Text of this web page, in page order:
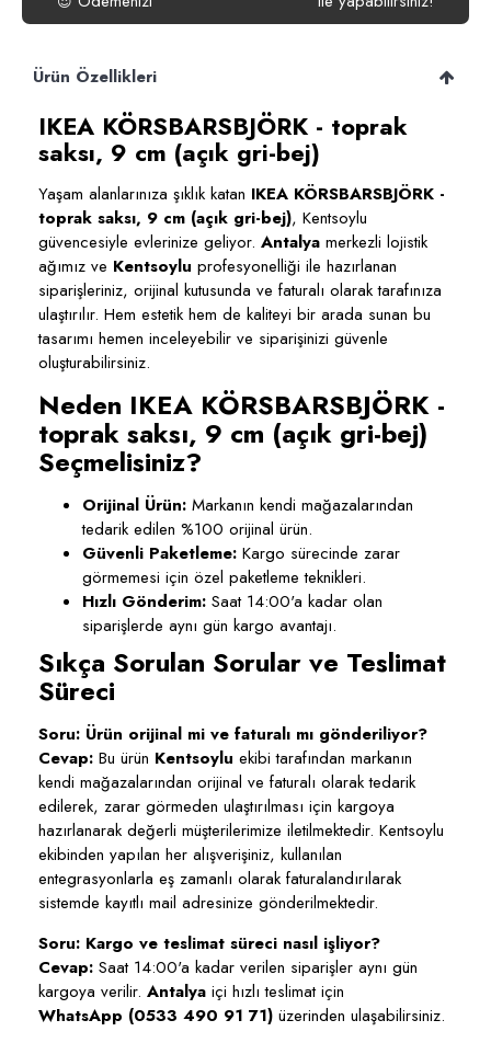
Ürün Özellikleri
IKEA KÖRSBARSBJÖRK - toprak
saksı, 9 cm (açık gri-bej)
Yaşam alanlarınıza şıklık katan IKEA KÖRSBARSBJÖRK -
toprak saksı, 9 cm (açık gri-bej), Kentsoylu
güvencesiyle evlerinize geliyor. Antalya merkezli lojistik
ağımız ve Kentsoylu profesyonelliği ile hazırlanan
siparişleriniz, orijinal kutusunda ve faturalı olarak tarafınıza
ulaştırılır. Hem estetik hem de kaliteyi bir arada sunan bu
tasarımı hemen inceleyebilir ve siparişinizi güvenle
oluşturabilirsiniz.
Neden IKEA KÖRSBARSBJÖRK -
toprak saksı, 9 cm (açık gri-bej)
Seçmelisiniz?
Orijinal Ürün: Markanın kendi mağazalarından
tedarik edilen %100 orijinal ürün.
Güvenli Paketleme: Kargo sürecinde zarar
görmemesi için özel paketleme teknikleri.
Hızlı Gönderim: Saat 14:00'a kadar olan
siparişlerde aynı gün kargo avantajı.
Sıkça Sorulan Sorular ve Teslimat
Süreci
Soru: Ürün orijinal mi ve faturalı mı gönderiliyor?
Cevap: Bu ürün Kentsoylu ekibi tarafından markanın
kendi mağazalarından orijinal ve faturalı olarak tedarik
edilerek, zarar görmeden ulaştırılması için kargoya
hazırlanarak değerli müşterilerimize iletilmektedir. Kentsoylu
ekibinden yapılan her alışverişiniz, kullanılan
entegrasyonlarla eş zamanlı olarak faturalandırılarak
sistemde kayıtlı mail adresinize gönderilmektedir.
Soru: Kargo ve teslimat süreci nasıl işliyor?
Cevap: Saat 14:00'a kadar verilen siparişler aynı gün
kargoya verilir. Antalya içi hızlı teslimat için
WhatsApp (0533 490 91 71) üzerinden ulaşabilirsiniz.